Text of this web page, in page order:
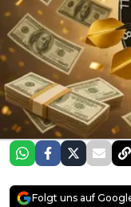
Folgt uns auf